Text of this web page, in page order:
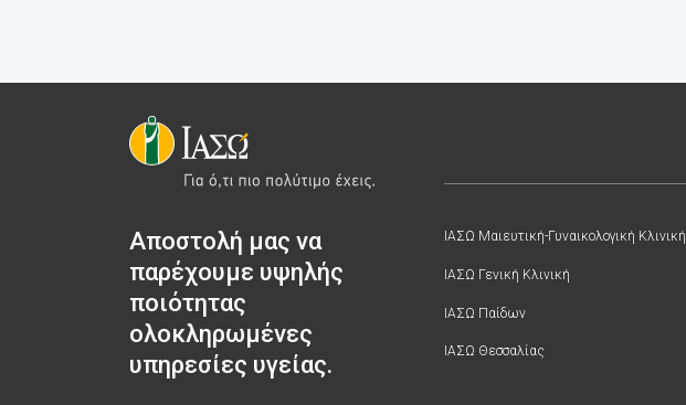
Αποστολή μας να
παρέχουμε υψηλής
ποιότητας
ολοκληρωμένες
υπηρεσίες υγείας.
ΙΑΣΩ Μαιευτική-Γυναικολογική Κλινική
ΙΑΣΩ Γενική Κλινική
ΙΑΣΩ Παίδων
ΙΑΣΩ Θεσσαλίας